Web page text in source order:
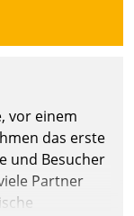
vor einem
das erste
und Besucher
Partner